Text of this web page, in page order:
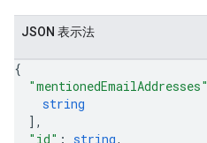
JSON 表示法
{
"mentionedEmailAddresses"
string
] ,
"id" : string,